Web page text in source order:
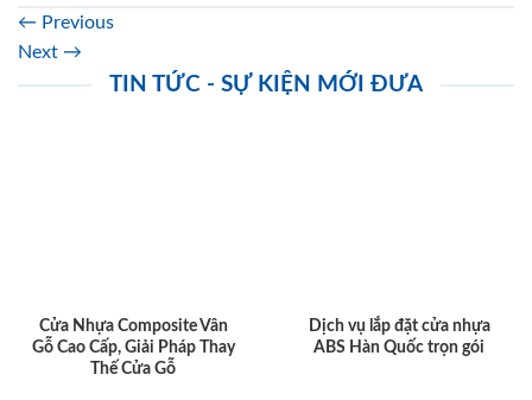
← Previous
Next →
TIN TỨC - SỰ KIỆN MỚI ĐƯA
Cửa Nhựa Composite Vân
Gỗ Cao Cấp, Giải Pháp Thay
Thế Cửa Gỗ
Dịch vụ lắp đặt cửa nhựa
ABS Hàn Quốc trọn gói